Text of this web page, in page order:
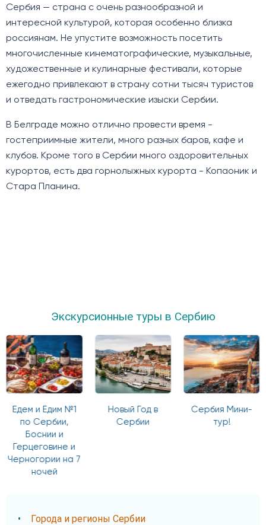
Сербия — страна с очень разнообразной и
интересной культурой, которая особенно близка
россиянам. Не упустите возможность посетить
многочисленные кинематографические, музыкальные,
художественные и кулинарные фестивали, которые
ежегодно привлекают в страну сотни тысяч туристов
и отведать гастрономические изыски Сербии.
В Белграде можно отлично провести время -
гостеприимные жители, много разных баров, кафе и
клубов. Кроме того в Сербии много оздоровительных
курортов, есть два горнолыжных курорта - Копаоник и
Стара Планина.
Экскурсионные туры в Сербию
Едем и Едим №1
по Сербии,
Боснии и
Герцеговине и
Черногории на 7
ночей
Новый Год в
Сербии
Сербия Мини-
тур!
Города и регионы Сербии